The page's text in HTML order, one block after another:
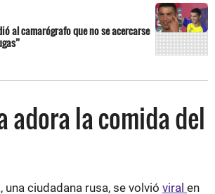
al camarógrafo que no se acercarse
adora la comida del
una ciudadana rusa, se volvió viral en